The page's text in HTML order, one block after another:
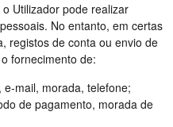
Utilizador pode realizar
No entanto, em certas
registos de conta ou envio de
fornecimento de:
mail, morada, telefone;
de pagamento, morada de